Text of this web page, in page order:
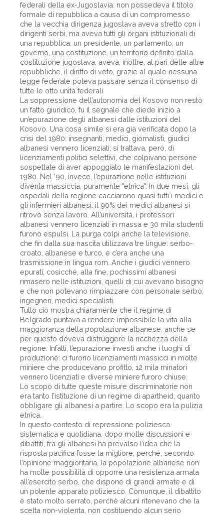
federali della ex-Jugoslavia: non possedeva il titolo
formale di repubblica a causa di un compromesso
che la vecchia dirigenza jugoslava aveva stretto con i
dirigenti serbi, ma aveva tutti gli organi istituzionali di
una repubblica: un presidente, un parlamento, un
governo, una costituzione, un territorio definito dalla
costituzione jugoslava; aveva, inoltre, al pari delle altre
repubbliche, il diritto di veto, grazie al quale nessuna
legge federale poteva passare senza il consenso di
tutte le otto unità federali.
La soppressione dell’autonomia del Kosovo non restò
un fatto giuridico, fu il segnale che diede inizio a
un’epurazione degli albanesi dalle istituzioni del
Kosovo. Una cosa simile si era già verificata dopo la
crisi del 1980: insegnanti, medici, giornalisti, giudici
albanesi vennero licenziati; si trattava, però, di
licenziamenti politici selettivi, che colpivano persone
sospettate di aver appoggiato le manifestazioni del
1980. Nel ’90, invece, l’epurazione nelle istituzioni
diventa massiccia, puramente "etnica". In due mesi, gli
ospedali della regione cacciarono quasi tutti i medici e
gli infermieri albanesi: il 90% dei medici albanesi si
ritrovò senza lavoro. All’università, i professori
albanesi vennero licenziati in massa e 30 mila studenti
furono espulsi. La purga colpì anche la televisione,
che fin dalla sua nascita utilizzava tre lingue: serbo-
croato, albanese e turco, e c’era anche una
trasmissione in lingua rom. Anche i giudici vennero
epurati, cosicché, alla fine, pochissimi albanesi
rimasero nelle istituzioni, quelli di cui avevano bisogno
e che non potevano rimpiazzare con personale serbo:
ingegneri, medici specialisti.
Tutto ciò mostra chiaramente che il regime di
Belgrado puntava a rendere impossibile la vita alla
maggioranza della popolazione albanese, anche se
per questo doveva distruggere la ricchezza della
regione. Infatti, l’epurazione investì anche i luoghi di
produzione: ci furono licenziamenti massicci in molte
miniere che producevano profitto, 12 mila minatori
vennero licenziati e diverse miniere furoro chiuse.
Lo scopo di tutte queste misure discriminatorie non
era tanto l’istituzione di un regime di apartheid, quanto
obbligare gli albanesi a partire. Lo scopo era la pulizia
etnica.
In questo contesto di repressione poliziesca
sistematica e quotidiana, dopo molte discussioni e
dibattiti, fra gli albanesi ha prevalso l’idea che la
risposta pacifica fosse la migliore, perché, secondo
l’opinione maggioritaria, la popolazione albanese non
ha molte possibilità di opporre una resistenza armata
all’esercito serbo, che dispone di grandi armate e di
un potente apparato poliziesco. Comunque, il dibattito
è stato molto serrato, perché alcuni ritenevano che la
scelta non-violenta, non costituendo alcun serio